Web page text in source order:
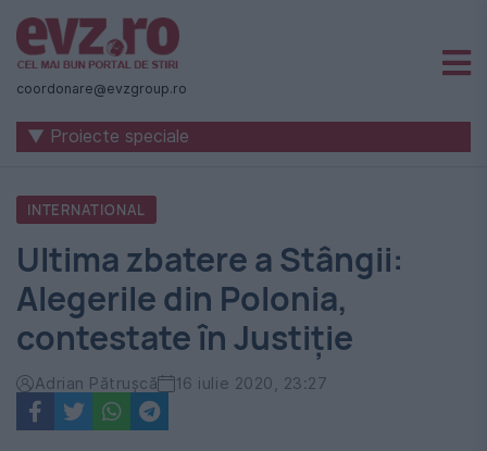
Știri
naționale
internaționale
România
-
Evenimentul
Zilei
coordonare@evzgroup.ro
▼ Proiecte speciale
INTERNATIONAL
Ultima zbatere a Stângii:
Alegerile din Polonia,
contestate în Justiție
Adrian Pătrușcă 16 iulie 2020, 23:27